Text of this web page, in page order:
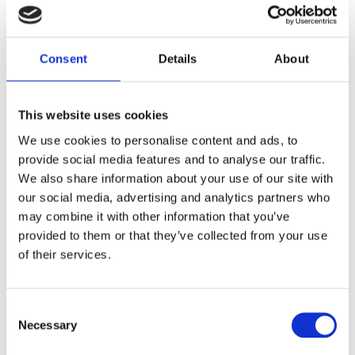
Consent Details About
This website uses cookies
We use cookies to personalise content and ads, to
provide social media features and to analyse our traffic.
We also share information about your use of our site with
our social media, advertising and analytics partners who
may combine it with other information that you’ve
provided to them or that they’ve collected from your use
of their services.
Selection
Necessary
Гібриди та
Електрички (2)
РУЛЬОВЕ УПРАВЛІННЯ ДЛЯAUDI Q3